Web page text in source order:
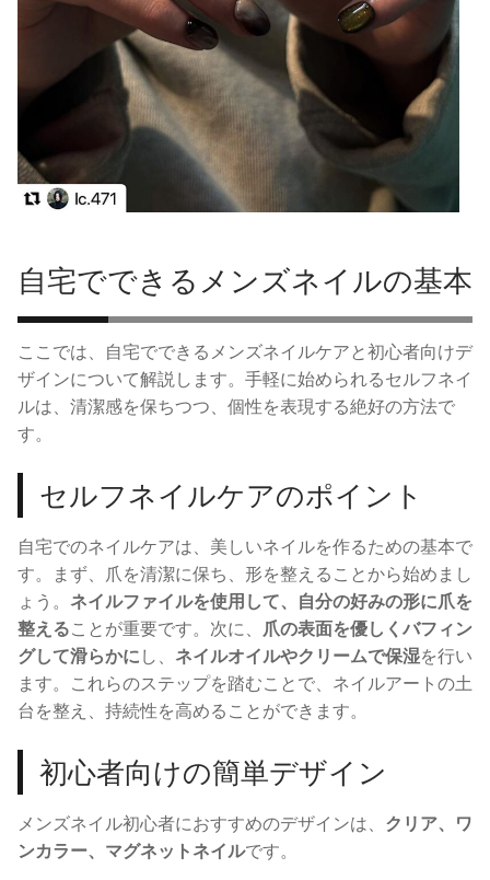
自宅でできるメンズネイルの基本
ここでは、自宅でできるメンズネイルケアと初心者向けデ
ザインについて解説します。手軽に始められるセルフネイ
ルは、清潔感を保ちつつ、個性を表現する絶好の方法で
す。
セルフネイルケアのポイント
自宅でのネイルケアは、美しいネイルを作るための基本で
す。まず、爪を清潔に保ち、形を整えることから始めまし
ょう。 ネイルファイルを使用して、自分の好みの形に爪を
整えることが重要です。次に、 爪の表面を優しくバフィン
グして滑らかに し、 ネイルオイルやクリームで保湿を行い
ます。これらのステップを踏むことで、ネイルアートの土
台を整え、持続性を高めることができます。
初心者向けの簡単デザイン
メンズネイル初心者におすすめのデザインは、 クリア、ワ
ンカラー、マグネットネイルです。